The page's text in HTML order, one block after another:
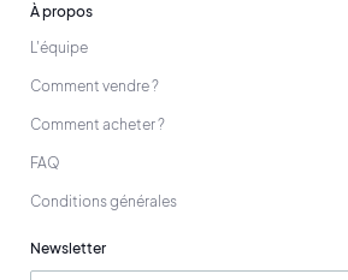
À propos
L'équipe
Comment vendre ?
Comment acheter ?
FAQ
Conditions générales
Newsletter